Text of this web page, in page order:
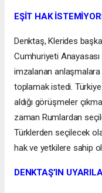
EŞİT HAK
Denktaş, Klerides
Cumhuriyeti Anayasası
imzalanan anlaşmalara
toplamak istedi. Türkiye
aldığı görüşmeler
zaman Rumlardan
Türklerden seçilecek
hak ve yetkilere sahip
DENKTAŞ’IN